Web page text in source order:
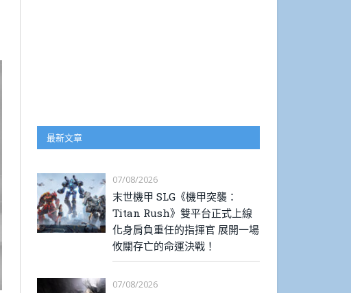
最新文章
07/08/2026
末世機甲 SLG《機甲突襲：
Titan Rush》雙平台正式上線
化身肩負重任的指揮官 展開一場
攸關存亡的命運決戰！
07/08/2026